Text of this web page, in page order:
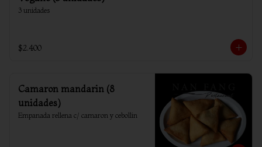
3 unidades
$2.400
Camaron mandarin (8
unidades)
Empanada rellena c/ camaron y cebollin